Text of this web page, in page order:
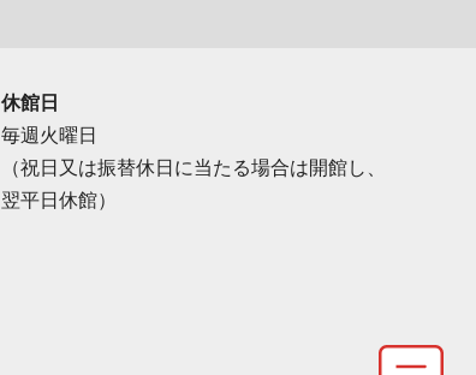
休館日
毎週火曜日
（祝日又は振替休日に当たる場合は開館し、
翌平日休館）